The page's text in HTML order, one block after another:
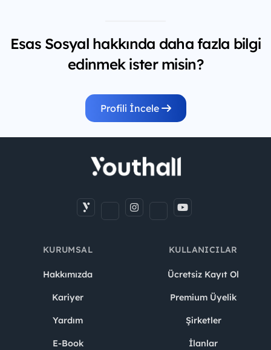
Esas Sosyal hakkında daha fazla bilgi
edinmek ister misin?
Profili İncele
KURUMSAL
Hakkımızda
Kariyer
Yardım
E-Book
KULLANICILAR
Ücretsiz Kayıt Ol
Premium Üyelik
Şirketler
İlanlar